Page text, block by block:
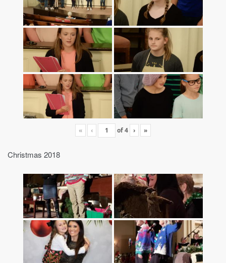
« ‹ of4 › »
Christmas 2018